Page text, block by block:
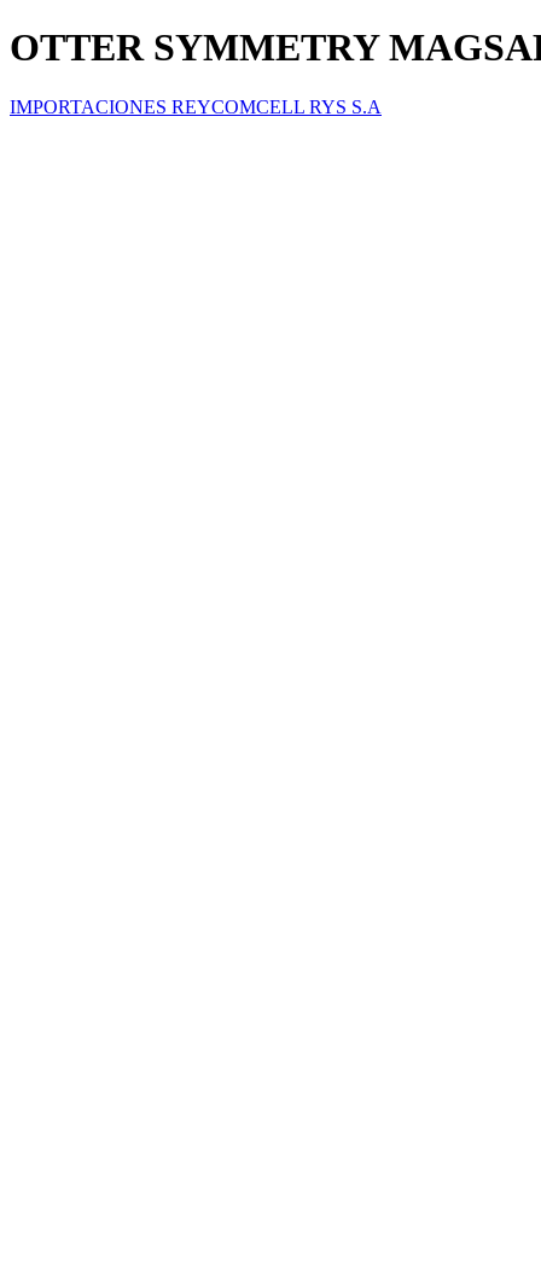
OTTER SYMMETRY
IMPORTACIONES REYCOMCELL RYS S.A